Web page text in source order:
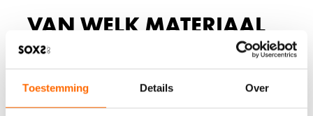
Toestemming Details Over
VAN WELK MATERIAAL
ZIJN DE WOLLEN HEREN
SOKKEN VAN SOXS
GEMAAKT?